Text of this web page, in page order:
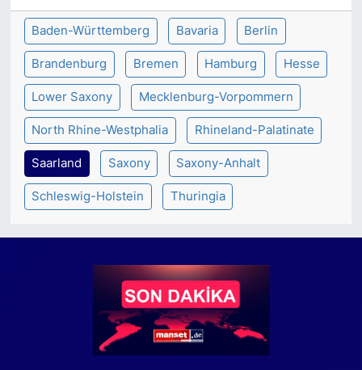
Baden-Württemberg Bavaria Berlin
Brandenburg Bremen Hamburg Hesse
Lower Saxony Mecklenburg-Vorpommern
North Rhine-Westphalia Rhineland-Palatinate
Saarland Saxony Saxony-Anhalt
Schleswig-Holstein Thuringia